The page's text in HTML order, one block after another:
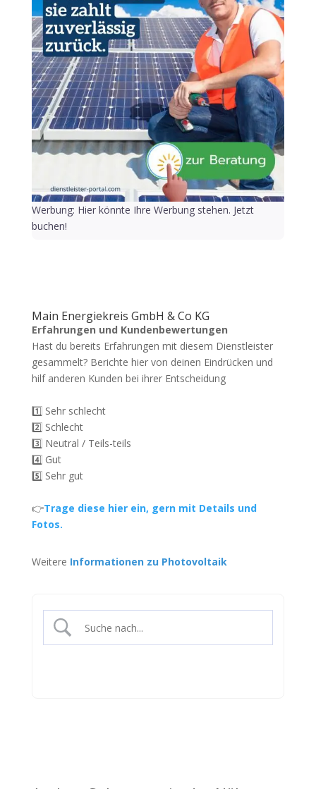
Werbung: Hier könnte Ihre Werbung stehen. Jetzt
buchen!
Main Energiekreis GmbH & Co KG
Erfahrungen und Kundenbewertungen
Hast du bereits Erfahrungen mit diesem Dienstleister
gesammelt? Berichte hier von deinen Eindrücken und
hilf anderen Kunden bei ihrer Entscheidung
1️⃣ Sehr schlecht
2️⃣ Schlecht
3️⃣ Neutral / Teils-teils
4️⃣ Gut
5️⃣ Sehr gut
👉Trage diese hier ein, gern mit Details und
Fotos.
Weitere Informationen zu Photovoltaik